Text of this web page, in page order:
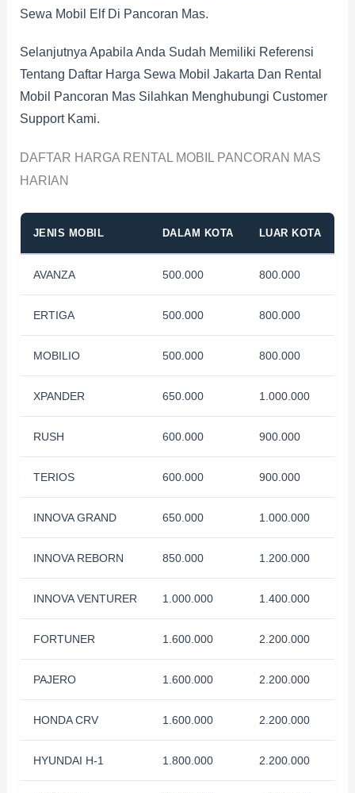
Sewa Mobil Elf Di Pancoran Mas.
Selanjutnya Apabila Anda Sudah Memiliki Referensi
Tentang Daftar Harga Sewa Mobil Jakarta Dan Rental
Mobil Pancoran Mas Silahkan Menghubungi Customer
Support Kami.
DAFTAR HARGA RENTAL MOBIL PANCORAN MAS
HARIAN
JENIS MOBIL DALAM KOTA LUAR KOTA
AVANZA 500.000 800.000
ERTIGA 500.000 800.000
MOBILIO 500.000 800.000
XPANDER 650.000 1.000.000
RUSH 600.000 900.000
TERIOS 600.000 900.000
INNOVA GRAND 650.000 1.000.000
INNOVA REBORN 850.000 1.200.000
INNOVA VENTURER 1.000.000 1.400.000
FORTUNER 1.600.000 2.200.000
PAJERO 1.600.000 2.200.000
HONDA CRV 1.600.000 2.200.000
HYUNDAI H-1 1.800.000 2.200.000